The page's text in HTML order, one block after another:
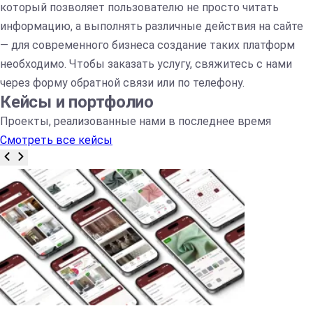
который позволяет пользователю не просто читать
информацию, а выполнять различные действия на сайте
— для современного бизнеса создание таких платформ
необходимо. Чтобы заказать услугу, свяжитесь с нами
через форму обратной связи или по телефону.
Кейсы и портфолио
Проекты, реализованные нами в последнее время
Смотреть все кейсы